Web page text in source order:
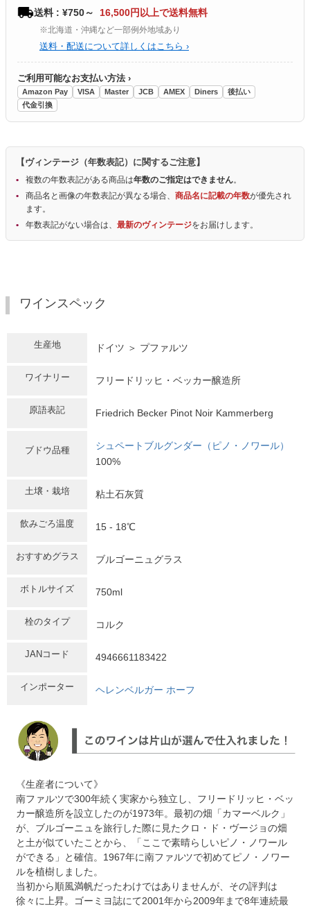
送料 : ¥750～ 16,500円以上で送料無料
※北海道・沖縄など一部例外地域あり
送料・配送について詳しくはこちら ›
ご利用可能なお支払い方法 ›
Amazon Pay VISA Master JCB AMEX Diners
後払い
代金引換
【ヴィンテージ（年数表記）に関するご注意】
複数の年数表記がある商品は年数のご指定はできません。
商品名と画像の年数表記が異なる場合、 商品名に記載の年数が優先され
ます。
年数表記がない場合は、 最新のヴィンテージをお届けします。
ワインスペック
生産地 ドイツ ＞ プファルツ
ワイナリー フリードリッヒ・ベッカー醸造所
原語表記 Friedrich Becker Pinot Noir Kammerberg
ブドウ品種
シュペートブルグンダー（ピノ・ノワール）
100%
土壌・栽培 粘土石灰質
飲みごろ温度 15 - 18℃
おすすめグラス ブルゴーニュグラス
ボトルサイズ 750ml
栓のタイプ コルク
JANコード 4946661183422
インポーター ヘレンベルガー ホーフ
《生産者について》
南ファルツで300年続く実家から独立し、フリードリッヒ・ベッ
カー醸造所を設立したのが1973年。最初の畑「カマーベルク」
が、ブルゴーニュを旅行した際に見たクロ・ド・ヴージョの畑
と土が似ていたことから、「ここで素晴らしいピノ・ノワール
ができる」と確信。1967年に南ファルツで初めてピノ・ノワー
ルを植樹しました。
当初から順風満帆だったわけではありませんが、その評判は
徐々に上昇。ゴーミヨ誌にて2001年から2009年まで8年連続最